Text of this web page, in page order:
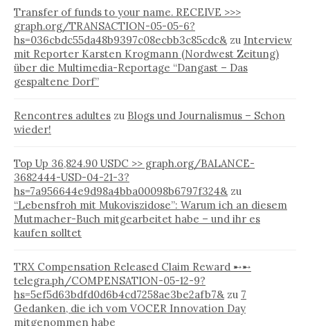
r
i
e
n
Transfer of funds to your name. RECEIVE >>>
graph.org/TRANSACTION-05-05-6?
hs=036cbdc55da48b9397c08ecbb3c85cdc&zu Interview
mit Reporter Karsten Krogmann (Nordwest Zeitung)
über die Multimedia-Reportage “Dangast – Das
gespaltene Dorf”
Rencontres adultes zu Blogs und Journalismus – Schon
wieder!
Top Up 36,824.90 USDC >> graph.org/BALANCE-
3682444-USD-04-21-3?
hs=7a956644e9d98a4bba00098b6797f324&zu
“Lebensfroh mit Mukoviszidose”: Warum ich an diesem
Mutmacher-Buch mitgearbeitet habe – und ihr es
kaufen solltet
TRX Compensation Released Claim Reward ➸➸
telegra.ph/COMPENSATION-05-12-9?
hs=5ef5d63bdfd0d6b4cd7258ae3be2afb7&zu 7
Gedanken, die ich vom VOCER Innovation Day
mitgenommen habe